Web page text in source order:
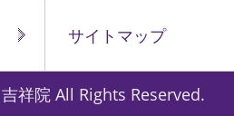
サイトマップ
祥院 All Rights Reserved.